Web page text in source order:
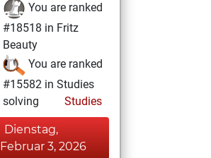
You are ranked
#18518 in Fritz
Beauty
You are ranked
#15582 in Studies
solving
Studies
Dienstag,
Februar 3, 2026